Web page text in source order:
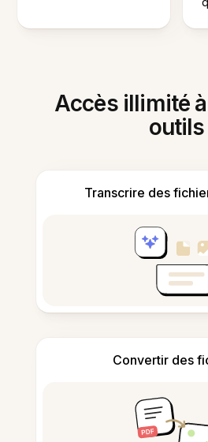
Accès illimité
outils
Transcrire des
Convertir des